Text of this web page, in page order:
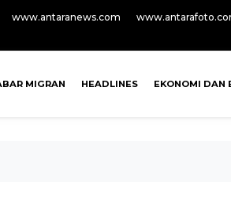
www.antaranews.com
MIGRAN HEADLINES EKONOMI DAN